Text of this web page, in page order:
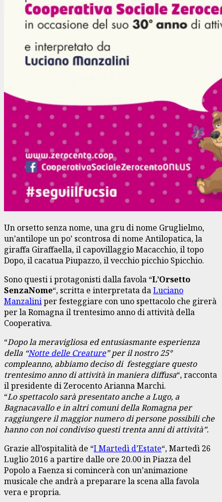
Un orsetto senza nome, una gru di nome Gruglielmo,
un’antilope un po’ scontrosa di nome Antilopatica, la
giraffa Giraffaella, il capovillaggio Macacchio, il topo
Dopo, il cacatua Piupazzo, il vecchio picchio Spicchio.
Sono questi i protagonisti dalla favola “L’Orsetto
SenzaNome“, scritta e interpretata daLuciano
Manzaliniper festeggiare con uno spettacolo che girerà
per la Romagna il trentesimo anno di attività della
Cooperativa.
“Dopo la meravigliosa ed entusiasmante esperienza
della “Notte delle Creature” per il nostro 25°
compleanno, abbiamo deciso di festeggiare questo
trentesimo anno di attività in maniera diffusa“, racconta
il presidente di Zerocento Arianna Marchi.
“Lo spettacolo sarà presentato anche a Lugo, a
Bagnacavallo e in altri comuni della Romagna per
raggiungere il maggior numero di persone possibili che
hanno con noi condiviso questi trenta anni di attività”.
Grazie all’ospitalità de “I Martedì d’Estate“, Martedì 26
Luglio 2016 a partire dalle ore 20.00 in Piazza del
Popolo a Faenza si comincerà con un’animazione
musicale che andrà a preparare la scena alla favola
vera e propria.